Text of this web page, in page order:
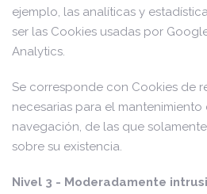
ejemplo, las analíticas y
ser las Cookies usadas por
Analytics.
Se corresponde con Cookies de
necesarias para el
navegación, de las que
sobre su existencia.
Nivel 3 - Moderadamente